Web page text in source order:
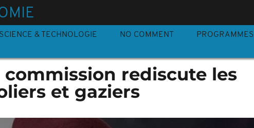
SCIENCE & TECHNOLOGIE NO COMMENT PROGRAMMES
commission rediscute les
et gaziers